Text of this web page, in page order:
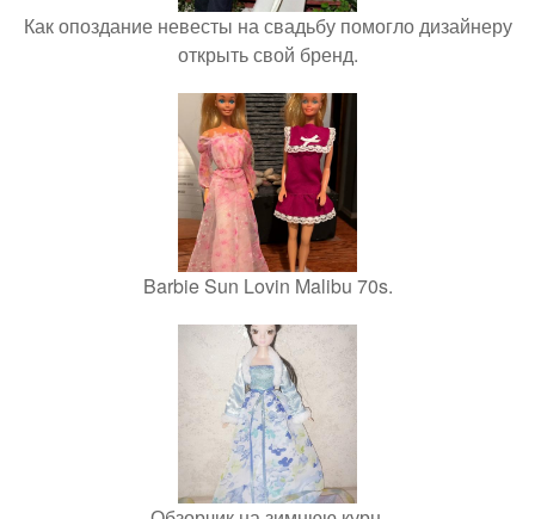
Как опоздание невесты на свадьбу помогло дизайнеру
открыть свой бренд.
Barbie Sun Lovin Malibu 70s.